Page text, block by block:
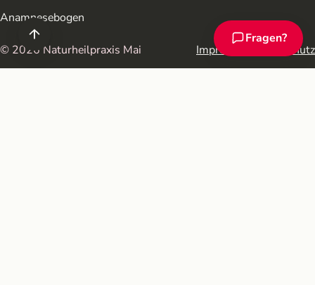
Anamnesebogen
© 2026 Naturheilpraxis Mai Impressum Datenschutz
Fragen?
Chat-Assistent